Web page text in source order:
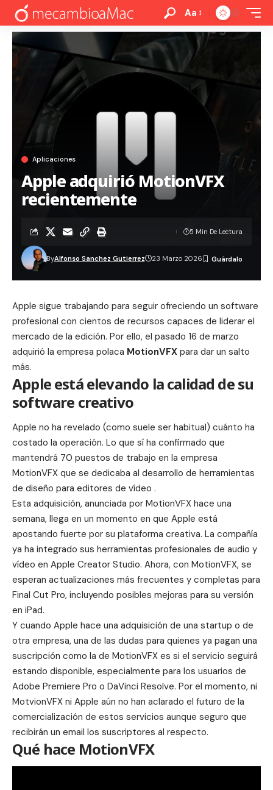
Aa
Aplicaciones
Apple adquirió MotionVFX
recientemente
ByAlfonso Sanchez Gutierrez 23 Marzo 2026
5 Min De Lectura
Apple sigue trabajando para seguir ofreciendo un software
profesional con cientos de recursos capaces de liderar el
mercado de la edición. Por ello, el pasado 16 de marzo
adquirió la empresa polaca MotionVFX para dar un salto
más.
Apple está elevando la calidad de su
software creativo
Apple no ha revelado (como suele ser habitual) cuánto ha
costado la operación. Lo que sí ha confirmado que
mantendrá 70 puestos de trabajo en la empresa
MotionVFX que se dedicaba al desarrollo de herramientas
de diseño para editores de vídeo .
Esta adquisición, anunciada por MotionVFX hace una
semana, llega en un momento en que Apple está
apostando fuerte por su plataforma creativa. La compañía
ya ha integrado sus herramientas profesionales de audio y
vídeo en Apple Creator Studio. Ahora, con MotionVFX, se
esperan actualizaciones más frecuentes y completas para
Final Cut Pro, incluyendo posibles mejoras para su versión
en iPad.
Y cuando Apple hace una adquisición de una startup o de
otra empresa, una de las dudas para quienes ya pagan una
suscripción como la de MotionVFX es si el servicio seguirá
estando disponible, especialmente para los usuarios de
Adobe Premiere Pro o DaVinci Resolve. Por el momento, ni
MotvionVFX ni Apple aún no han aclarado el futuro de la
comercialización de estos servicios aunque seguro que
recibirán un email los suscriptores al respecto.
Qué hace MotionVFX